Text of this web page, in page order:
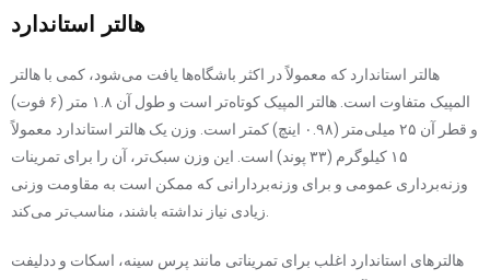
هالتر استاندارد
هالتر استاندارد که معمولاً در اکثر باشگاه‌ها یافت می‌شود، کمی با هالتر
المپیک متفاوت است. هالتر المپیک کوتاه‌تر است و طول آن ۱.۸ متر (۶ فوت)
و قطر آن ۲۵ میلی‌متر (۰.۹۸ اینچ) کمتر است. وزن یک هالتر استاندارد معمولاً
۱۵ کیلوگرم (۳۳ پوند) است. این وزن سبک‌تر، آن را برای تمرینات
وزنه‌برداری عمومی و برای وزنه‌بردارانی که ممکن است به مقاومت وزنی
هالترهای استاندارد اغلب برای تمریناتی مانند پرس سینه، اسکات و ددلیفت